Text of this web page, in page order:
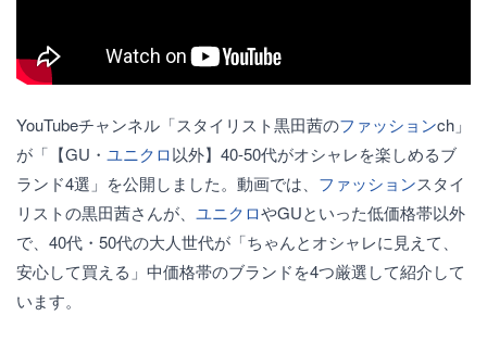
YouTubeチャンネル「スタイリスト黒田茜のファッションch」
が「【GU・ ユニクロ以外】40-50代がオシャレを楽しめるブ
ランド4選」を公開しました。動画では、 ファッションスタイ
リストの黒田茜さんが、 ユニクロやGUといった低価格帯以外
で、40代・50代の大人世代が「ちゃんとオシャレに見えて、
安心して買える」中価格帯のブランドを4つ厳選して紹介して
います。